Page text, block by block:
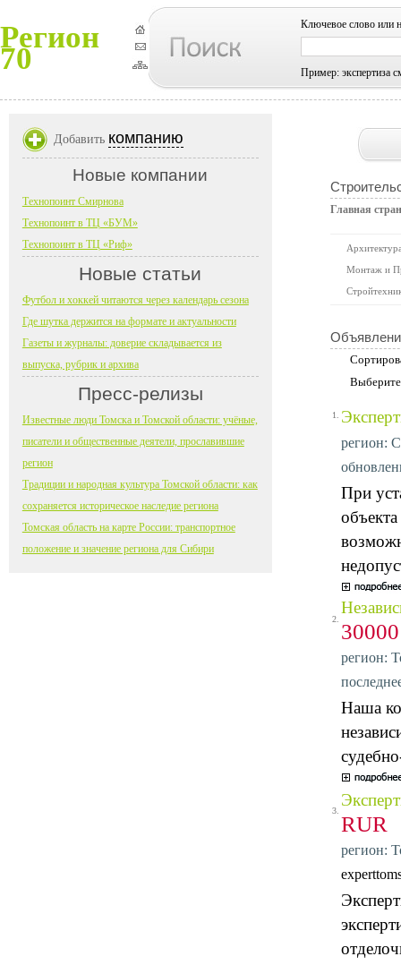
Регион
70
Ключевое слово или
Пример: экспертиза
Главная
Монтаж и
1.
регион:
При
2.
регион:
Наша
3.
RUR
регион:
Добавить компанию
Новые компании
Технопоинт Смирнова
Технопоинт в ТЦ «БУМ»
Технопоинт в ТЦ «Риф»
Новые статьи
Футбол и хоккей читаются через календарь сезона
Где шутка держится на формате и актуальности
Газеты и журналы: доверие складывается из
выпуска, рубрик и архива
Пресс-релизы
Известные люди Томска и Томской области: учёные,
писатели и общественные деятели, прославившие
регион
Традиции и народная культура Томской области: как
сохраняется историческое наследие региона
Томская область на карте России: транспортное
положение и значение региона для Сибири